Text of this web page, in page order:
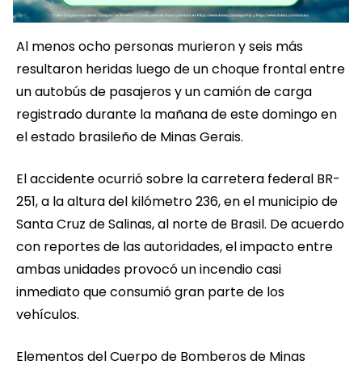
Al menos ocho personas murieron y seis más
resultaron heridas luego de un choque frontal entre
un autobús de pasajeros y un camión de carga
registrado durante la mañana de este domingo en
el estado brasileño de Minas Gerais.
El accidente ocurrió sobre la carretera federal BR-
251, a la altura del kilómetro 236, en el municipio de
Santa Cruz de Salinas, al norte de Brasil. De acuerdo
con reportes de las autoridades, el impacto entre
ambas unidades provocó un incendio casi
inmediato que consumió gran parte de los
vehículos.
Elementos del Cuerpo de Bomberos de Minas